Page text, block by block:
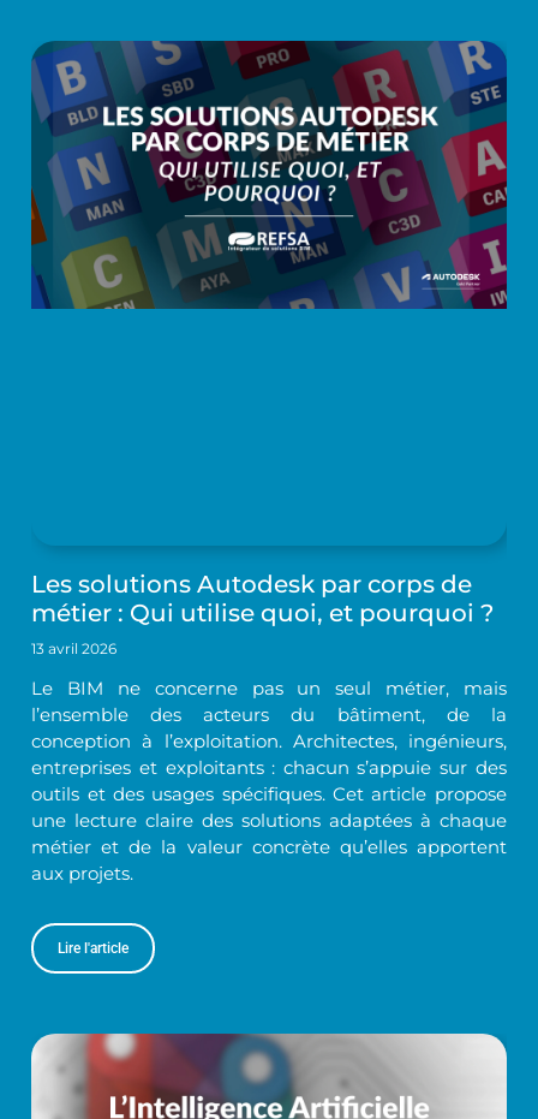
Les solutions Autodesk par corps de
métier : Qui utilise quoi, et pourquoi ?
13 avril 2026
Le BIM ne concerne pas un seul métier, mais
l’ensemble des acteurs du bâtiment, de la
conception à l’exploitation. Architectes, ingénieurs,
entreprises et exploitants : chacun s’appuie sur des
outils et des usages spécifiques. Cet article propose
une lecture claire des solutions adaptées à chaque
métier et de la valeur concrète qu’elles apportent
aux projets.
Lire l'article